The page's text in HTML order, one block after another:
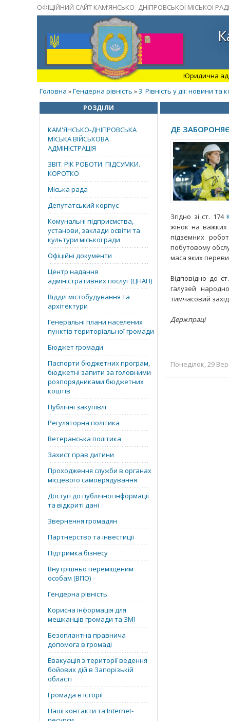
ОФІЦІЙНИЙ САЙТ КАМ’ЯНСЬКО–ДНІПРОВСЬКОЇ МІСЬКОЇ
Юридична
Головна »Гендерна рівність »3. Рівність у дії: новини та
РОЗДІЛИ
КАМ'ЯНСЬКО-ДНІПРОВСЬКА
МІСЬКА ВІЙСЬКОВА
АДМІНІСТРАЦІЯ
ЗВІТ. РІК РОБОТИ. ПІДСУМКИ.
КОРОТКО
Міська рада
Депутатський корпус
Комунальні підприємства,
установи, заклади освіти та
культури міської ради
Офіційні документи
Центр надання
адміністративних послуг (ЦНАП)
Відділ містобудування та
архітектури
Генеральні плани населених
пунктів територіальної громади
Бюджет громади
Паспорти бюджетних програм,
бюджетні запити за головними
розпорядниками бюджетних
коштів
Публічні закупівлі
Регуляторна політика
Ветеранська політика
Захист прав дитини
Проходження служби в органах
місцевого самоврядування
Доступ до публічної інформації
та відкриті дані
Звернення громадян
Партнерство та інвестиції
Підтримка бізнесу
Внутрішньо переміщеним
особам (ВПО)
Гендерна рівність
Корисна інформація для
мешканців громади та ЗМІ
Безоплантна правнича
допомога в громаді
Евакуація з території ведення
бойових дій в Запорізькій
області
Громада в історії
Наші контакти та Internet-
ДЕ
Згідно зі ст. 174
жінок на
підземних
побутовому
маса яких
Відповідно до
галузей
тимчасовий
Держпраці
Понеділок, 29